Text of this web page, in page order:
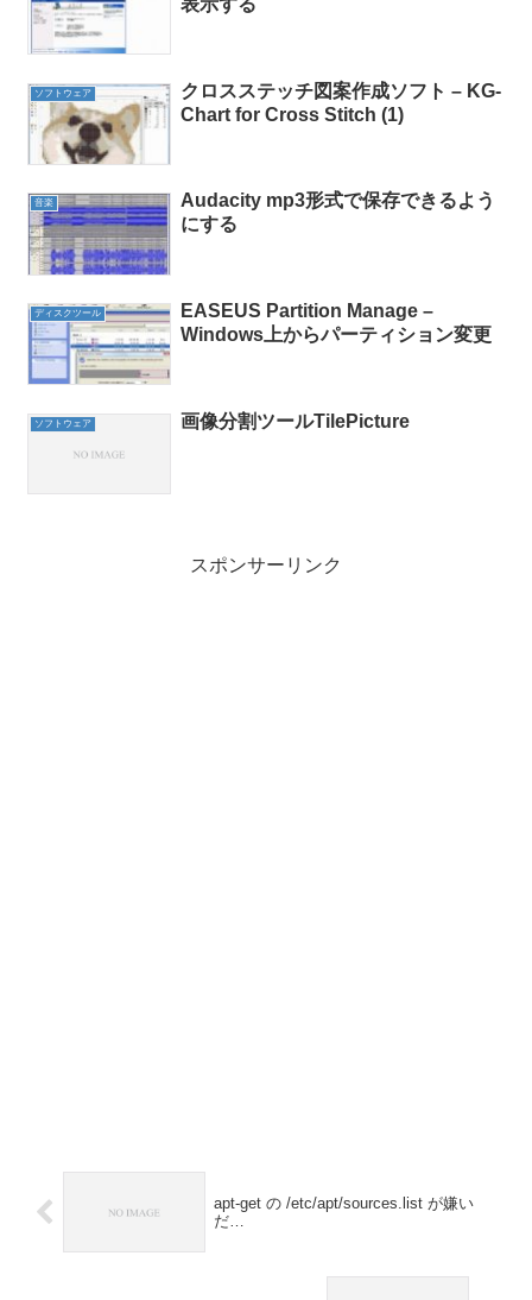
表示する
ソフトウェア
クロスステッチ図案作成ソフト – KG-
Chart for Cross Stitch (1)
音楽
Audacity mp3形式で保存できるよう
にする
ディスクツール
EASEUS Partition Manage –
Windows上からパーティション変更
ソフトウェア 画像分割ツールTilePicture
スポンサーリンク
apt-get の /etc/apt/sources.list が嫌い
だ…